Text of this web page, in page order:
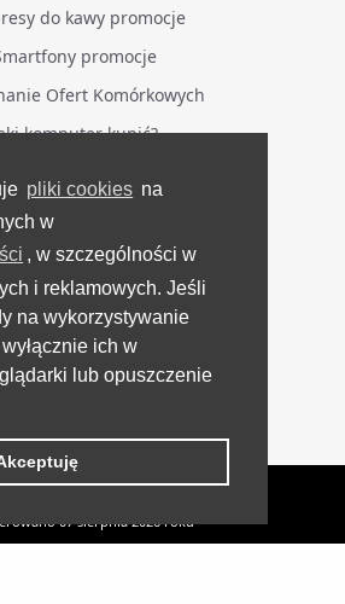
pliki cookies na
w
, w szczególności w
i reklamowych. Jeśli
na wykorzystywanie
ich w
lub opuszczenie
do kawy promocje
promocje
Ofert Komórkowych
komputer kupić?
NA BIEŻĄCO
Facebook
Testerzy Videotestów
YouTube
Twitter
prawa zastrzeżone
07 sierpnia 2026 roku